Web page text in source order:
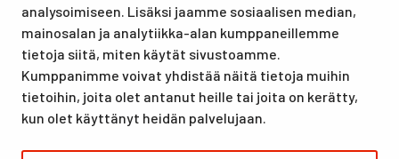
analysoimiseen. Lisäksi jaamme sosiaalisen median,
mainosalan ja analytiikka-alan kumppaneillemme
tietoja siitä, miten käytät sivustoamme.
Kumppanimme voivat yhdistää näitä tietoja muihin
tietoihin, joita olet antanut heille tai joita on kerätty,
kun olet käyttänyt heidän palvelujaan.
olympiavalmennuskeskus lumi- ja jääurheilulajeissa sekä
taitovalmennuksessa.